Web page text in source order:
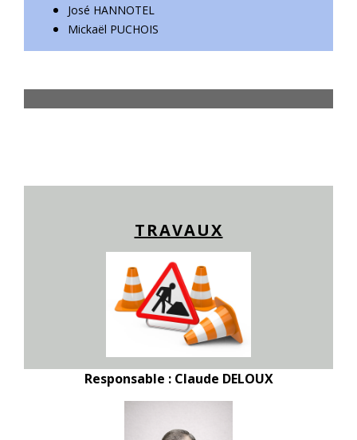
José HANNOTEL
Mickaël PUCHOIS
TRAVAUX
Responsable : Claude DELOUX